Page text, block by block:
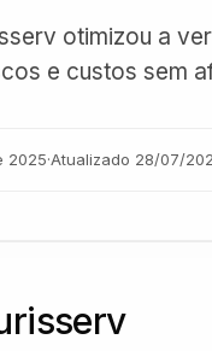
otimizou a
e custos sem
2025·Atualizado 28/07/